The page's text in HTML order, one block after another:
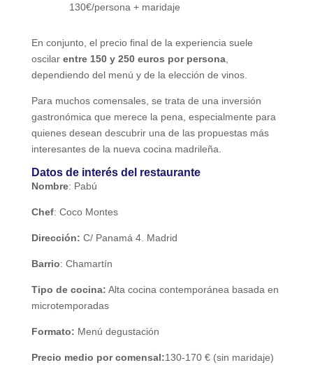
130€/persona + maridaje
En conjunto, el precio final de la experiencia suele
oscilar entre 150 y 250 euros por persona,
dependiendo del menú y de la elección de vinos.
Para muchos comensales, se trata de una inversión
gastronómica que merece la pena, especialmente para
quienes desean descubrir una de las propuestas más
interesantes de la nueva cocina madrileña.
Datos de interés del restaurante
Nombre: Pabú
Chef: Coco Montes
Dirección: C/ Panamá 4. Madrid
Barrio: Chamartín
Tipo de cocina: Alta cocina contemporánea basada en
microtemporadas
Formato: Menú degustación
Precio medio por comensal:130-170 € (sin maridaje)